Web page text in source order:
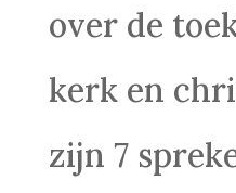
over de
kerk en
zijn 7